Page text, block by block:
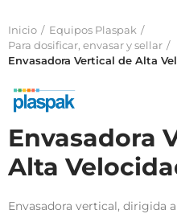
Inicio
Equipos Plaspak
Para dosificar, envasar y sellar
Envasadora Vertical de Alta
Envasadora
Alta
Envasadora vertical, dirigida